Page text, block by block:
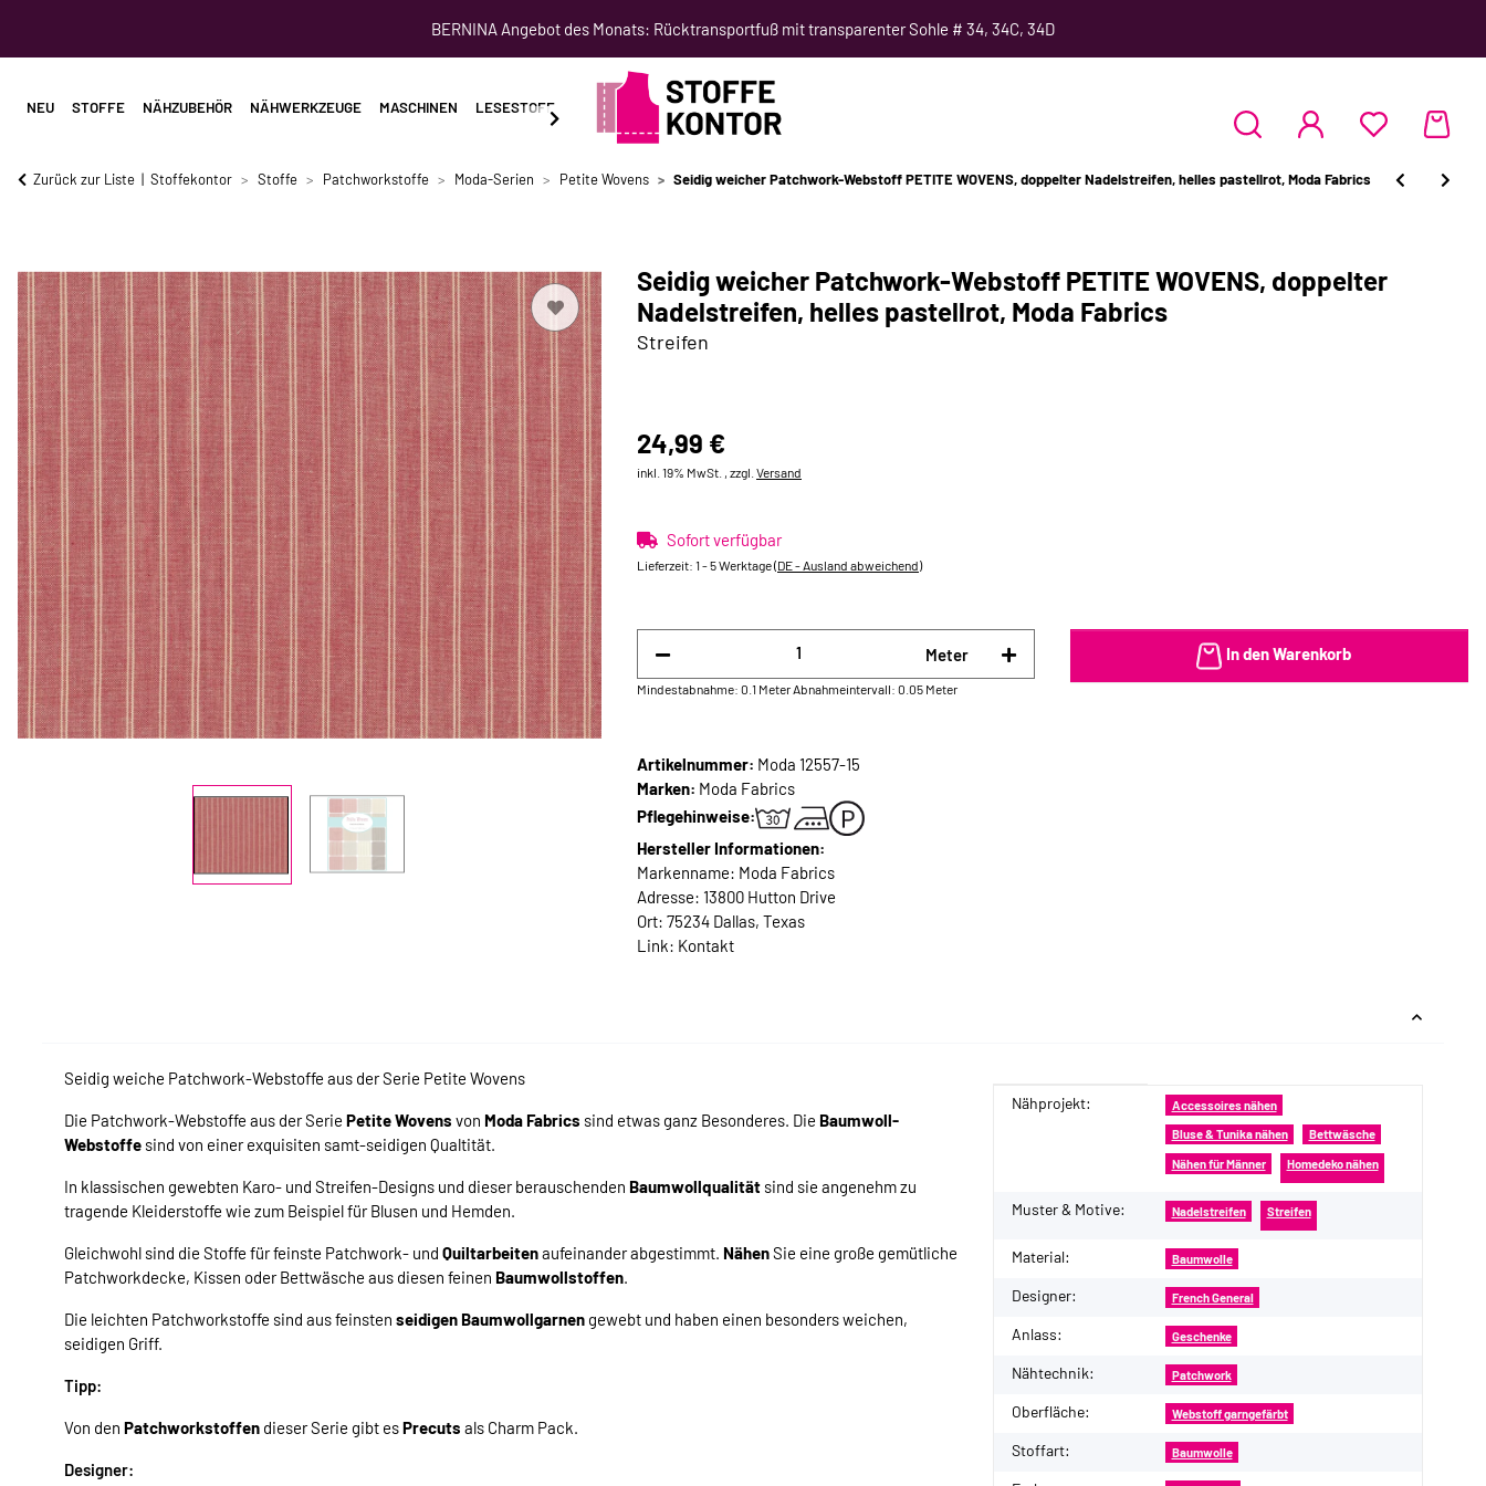
BERNINA Angebot des Monats: Rücktransportfuß mit transparenter Sohle # 34, 34C, 34D
NEU STOFFE NÄHZUBEHÖR NÄHWERKZEUGE MASCHINEN LESESTOFF SCHNITTMUSTER NÄHKURSE
Zurück zur Liste Stoffekontor Stoffe Patchworkstoffe Moda-Serien Petite Wovens Seidig weicher Patchwork-Webstoff PETITE WOVENS, doppelter Nadelstreifen, helles pastellrot, Moda Fabrics
Seidig weicher Patchwork-Webstoff PETITE WOVENS, doppelter
Nadelstreifen, helles pastellrot, Moda Fabrics
Streifen
24,99 €
inkl. 19% MwSt. , zzgl. Versand
Sofort verfügbar
Lieferzeit: 1 - 5 Werktage(DE - Ausland abweichend)
Meter
Mindestabnahme: 0.1 MeterAbnahmeintervall: 0.05 Meter
In den Warenkorb
Artikelnummer: Moda 12557-15
Marken: Moda Fabrics
Pflegehinweise:
Hersteller Informationen:
Markenname: Moda Fabrics
Adresse: 13800 Hutton Drive
Ort: 75234 Dallas, Texas
Link: Kontakt
Seidig weiche Patchwork-Webstoffe aus der Serie Petite Wovens
Die Patchwork-Webstoffe aus der Serie Petite Wovens von Moda Fabrics sind etwas ganz Besonderes. Die Baumwoll-
Webstoffe sind von einer exquisiten samt-seidigen Qualtität.
In klassischen gewebten Karo- und Streifen-Designs und dieser berauschenden Baumwollqualität sind sie angenehm zu
tragende Kleiderstoffe wie zum Beispiel für Blusen und Hemden.
Gleichwohl sind die Stoffe für feinste Patchwork- und Quiltarbeitenaufeinander abgestimmt. NähenSie eine große gemütliche
Patchworkdecke, Kissen oder Bettwäsche aus diesen feinen Baumwollstoffen.
Die leichten Patchworkstoffe sind aus feinsten seidigen Baumwollgarnen gewebt und haben einen besonders weichen,
seidigen Griff.
Tipp:
Von den Patchworkstoffen dieser Serie gibt esPrecuts als Charm Pack.
Designer:
Produkteigenschaft
Wert
Nähprojekt: Accessoires nähen
Bluse & Tunika nähen Bettwäsche
Nähen für Männer Homedeko nähen
Muster & Motive: Nadelstreifen Streifen
Material: Baumwolle
Designer: French General
Anlass: Geschenke
Nähtechnik: Patchwork
Oberfläche: Webstoff garngefärbt
Stoffart: Baumwolle